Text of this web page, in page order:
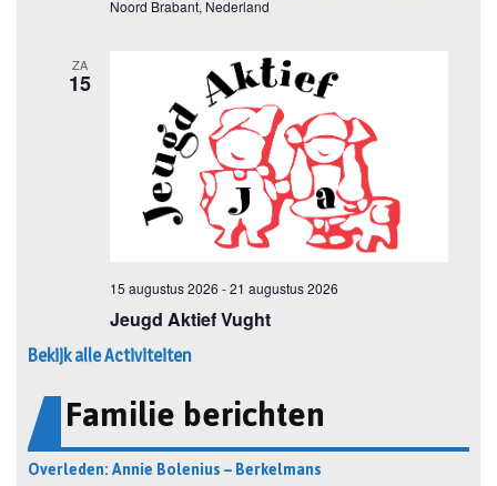
Bekijk alle Activiteiten
Familie berichten
Overleden: Annie Bolenius – Berkelmans